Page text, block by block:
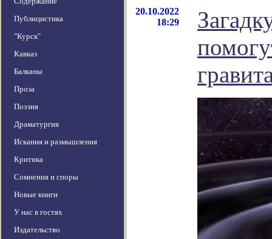
Публицистика
"Курск"
Кавказ
Балканы
Проза
Поэзия
Драматургия
Искания и размышления
Критика
Сомнения и споры
Новые книги
У нас в гостях
Издательство
20.10.2022
18:29